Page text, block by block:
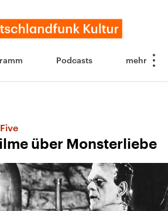
Podcasts
über Monsterliebe